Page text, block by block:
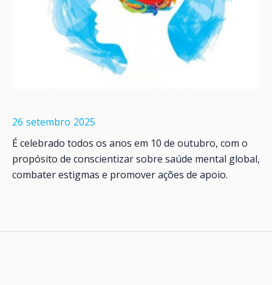
26 setembro 2025
É celebrado todos os anos em 10 de outubro, com o
propósito de conscientizar sobre saúde mental global,
combater estigmas e promover ações de apoio.